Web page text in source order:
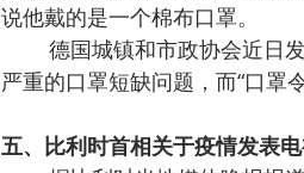
说他戴的是一个棉布口罩。
德国城镇和市政协会近日
严重的口罩短缺问题，而“口罩
五、比利时首相关于疫情发表